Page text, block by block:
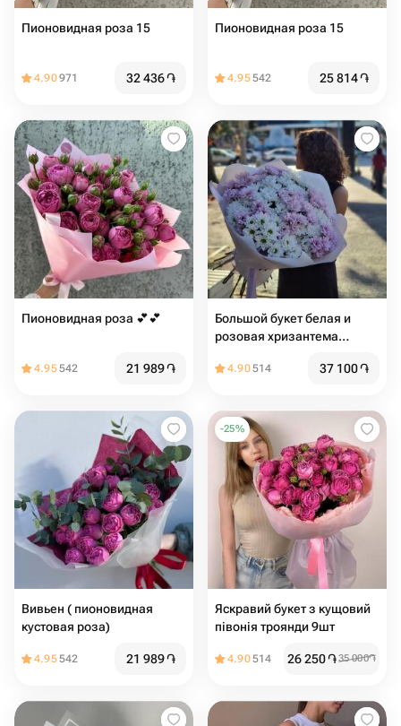
Пионовидная роза 15
4.90971 32 436֏
Пионовидная роза 15
4.95542 25 814֏
Пионовидная роза 💕💕
4.95542 21 989֏
Большой букет белая и
розовая хризантема
4.90514 37 100֏
Вивьен ( пионовидная
кустовая роза)
4.95542 21 989֏
-25%
Яскравий букет з кущовий
півонія троянди 9шт
4.90514 26 250֏35 000֏